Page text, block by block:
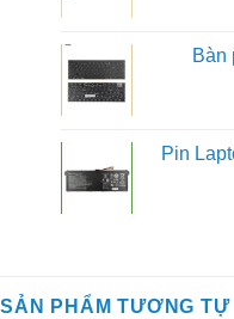
Bàn
Pin
SẢN PHẨM TƯƠNG TỰ